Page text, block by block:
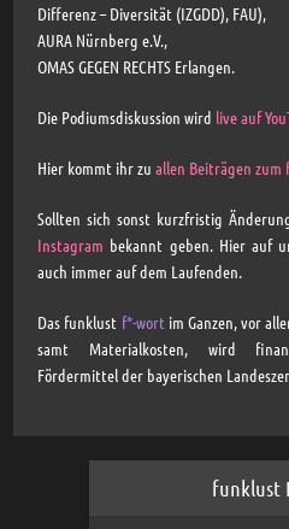
Differenz – Diversität (IZGDD), FAU),
AURA Nürnberg e.V.,
OMAS GEGEN RECHTS Erlangen.
Die Podiumsdiskussion wird live auf
Hier kommt ihr zuallen Beiträgen
Sollten sich sonst kurzfristig
Instagram bekannt geben. Hier auf
auch immer auf dem Laufenden.
Das funklust f*-wort im Ganzen, vor
samt Materialkosten, wird
Fördermittel der bayerischen
funklust